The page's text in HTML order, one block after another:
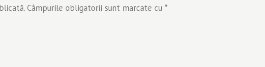
Câmpurile obligatorii sunt marcate cu *